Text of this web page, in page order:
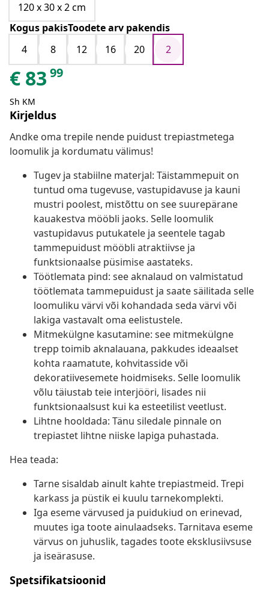
120 x 30 x 2 cm
Kogus pakisToodete arv pakendis
4
8 12 16 20 2
€ 83 99
Sh KM
Kirjeldus
Andke oma trepile nende puidust trepiastmetega
loomulik ja kordumatu välimus!
Tugev ja stabiilne materjal: Täistammepuit on
tuntud oma tugevuse, vastupidavuse ja kauni
mustri poolest, mistõttu on see suurepärane
kauakestva mööbli jaoks. Selle loomulik
vastupidavus putukatele ja seentele tagab
tammepuidust mööbli atraktiivse ja
funktsionaalse püsimise aastateks.
Töötlemata pind: see aknalaud on valmistatud
töötlemata tammepuidust ja saate säilitada selle
loomuliku värvi või kohandada seda värvi või
lakiga vastavalt oma eelistustele.
Mitmekülgne kasutamine: see mitmekülgne
trepp toimib aknalauana, pakkudes ideaalset
kohta raamatute, kohvitasside või
dekoratiivesemete hoidmiseks. Selle loomulik
võlu täiustab teie interjööri, lisades nii
funktsionaalsust kui ka esteetilist veetlust.
Lihtne hooldada: Tänu siledale pinnale on
trepiastet lihtne niiske lapiga puhastada.
Hea teada:
Tarne sisaldab ainult kahte trepiastmeid. Trepi
karkass ja püstik ei kuulu tarnekomplekti.
Iga eseme värvused ja puidukiud on erinevad,
muutes iga toote ainulaadseks. Tarnitava eseme
värvus on juhuslik, tagades toote eksklusiivsuse
ja iseärasuse.
Spetsifikatsioonid